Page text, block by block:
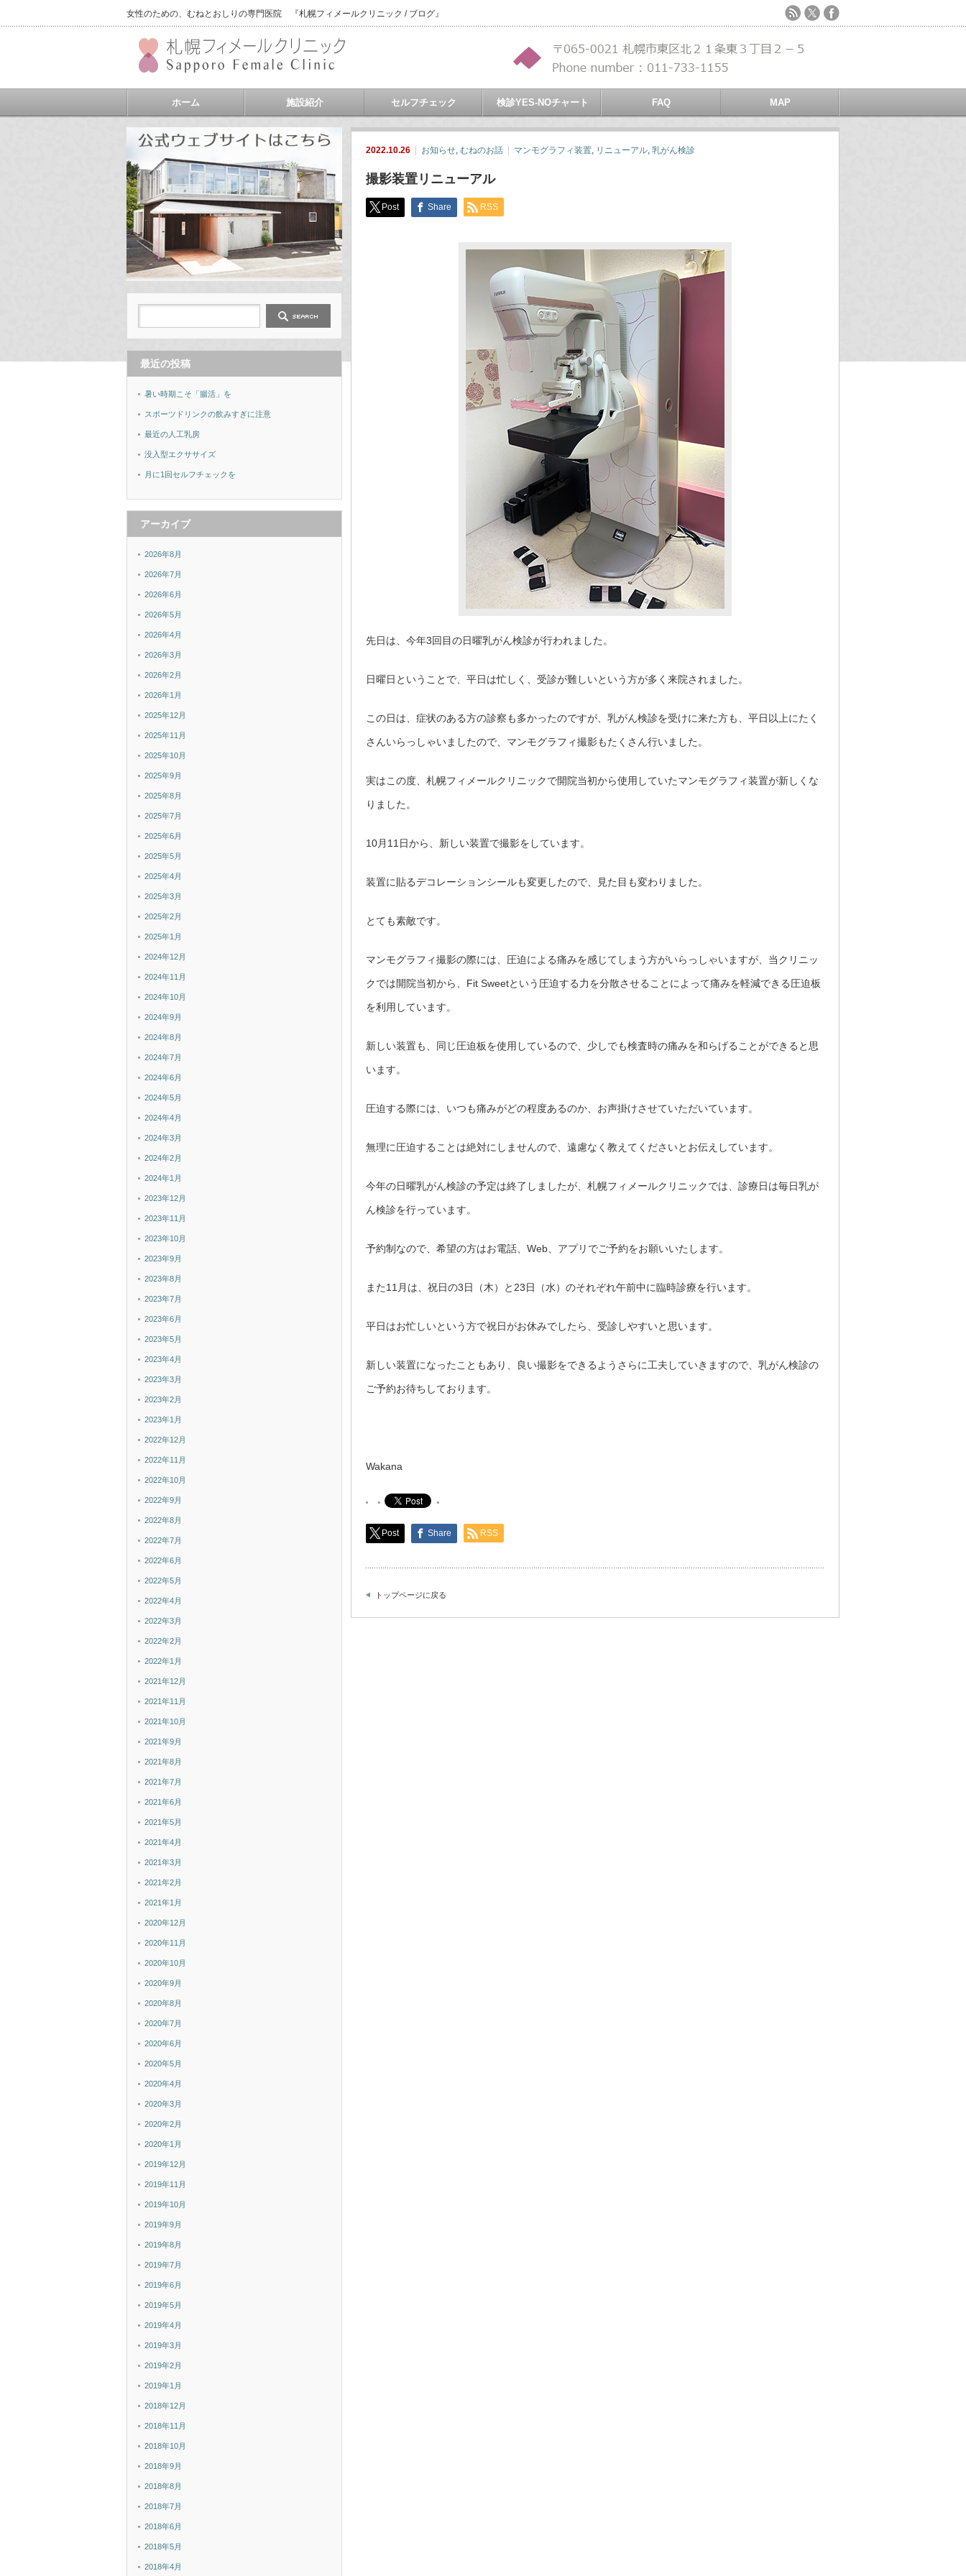
女性のための、むねとおしりの専門医院 『札幌フィメールクリニック / ブログ』
ホーム 施設紹介 セルフチェック 検診YES-NOチャート FAQ MAP
2022.10.26 お知らせ, むねのお話 マンモグラフィ装置, リニューアル, 乳がん検診
撮影装置リニューアル
Post Share RSS
先日は、今年3回目の日曜乳がん検診が行われました。
日曜日ということで、平日は忙しく、受診が難しいという方が多く来院されました。
この日は、症状のある方の診察も多かったのですが、乳がん検診を受けに来た方も、平日以上にたく
さんいらっしゃいましたので、マンモグラフィ撮影もたくさん行いました。
実はこの度、札幌フィメールクリニックで開院当初から使用していたマンモグラフィ装置が新しくな
りました 。
10月11日から、新しい装置で撮影をしています。
装置に貼るデコレーションシールも変更したので、見た目も変わりました。
とても素敵です。
マンモグラフィ撮影の際には、圧迫による痛みを感じてしまう方がいらっしゃいますが、当クリニッ
クでは開院当初から、Fit Sweetという圧迫する力を分散させることによって痛みを軽減できる圧迫板
を利用しています。
新しい装置も、同じ圧迫板を使用しているので、少しでも検査時の痛みを和らげることができると思
います。
圧迫する際には、いつも痛みがどの程度あるのか、お声掛けさせていただいています。
無理に圧迫することは絶対にしませんので、遠慮なく教えてくださいとお伝えしています。
今年の日曜乳がん検診の予定は終了しましたが、札幌フィメールクリニックでは、診療日は毎日乳が
ん検診を行っています。
予約制なので、希望の方はお電話、Web、アプリでご予約をお願いいたします。
また11月は、祝日の3日（木）と23日（水）のそれぞれ午前中に臨時診療を行います。
平日はお忙しいという方で祝日がお休みでしたら、受診しやすいと思います。
新しい装置になったこともあり、良い撮影をできるようさらに工夫していきますので、乳がん検診の
ご予約お待ちしております。
Wakana
Post Share RSS
トップページに戻る
最近の投稿
暑い時期こそ「腸活」を
スポーツドリンクの飲みすぎに注意
最近の人工乳房
没入型エクササイズ
月に1回セルフチェックを
アーカイブ
2026年8月
2026年7月
2026年6月
2026年5月
2026年4月
2026年3月
2026年2月
2026年1月
2025年12月
2025年11月
2025年10月
2025年9月
2025年8月
2025年7月
2025年6月
2025年5月
2025年4月
2025年3月
2025年2月
2025年1月
2024年12月
2024年11月
2024年10月
2024年9月
2024年8月
2024年7月
2024年6月
2024年5月
2024年4月
2024年3月
2024年2月
2024年1月
2023年12月
2023年11月
2023年10月
2023年9月
2023年8月
2023年7月
2023年6月
2023年5月
2023年4月
2023年3月
2023年2月
2023年1月
2022年12月
2022年11月
2022年10月
2022年9月
2022年8月
2022年7月
2022年6月
2022年5月
2022年4月
2022年3月
2022年2月
2022年1月
2021年12月
2021年11月
2021年10月
2021年9月
2021年8月
2021年7月
2021年6月
2021年5月
2021年4月
2021年3月
2021年2月
2021年1月
2020年12月
2020年11月
2020年10月
2020年9月
2020年8月
2020年7月
2020年6月
2020年5月
2020年4月
2020年3月
2020年2月
2020年1月
2019年12月
2019年11月
2019年10月
2019年9月
2019年8月
2019年7月
2019年6月
2019年5月
2019年4月
2019年3月
2019年2月
2019年1月
2018年12月
2018年11月
2018年10月
2018年9月
2018年8月
2018年7月
2018年6月
2018年5月
2018年4月